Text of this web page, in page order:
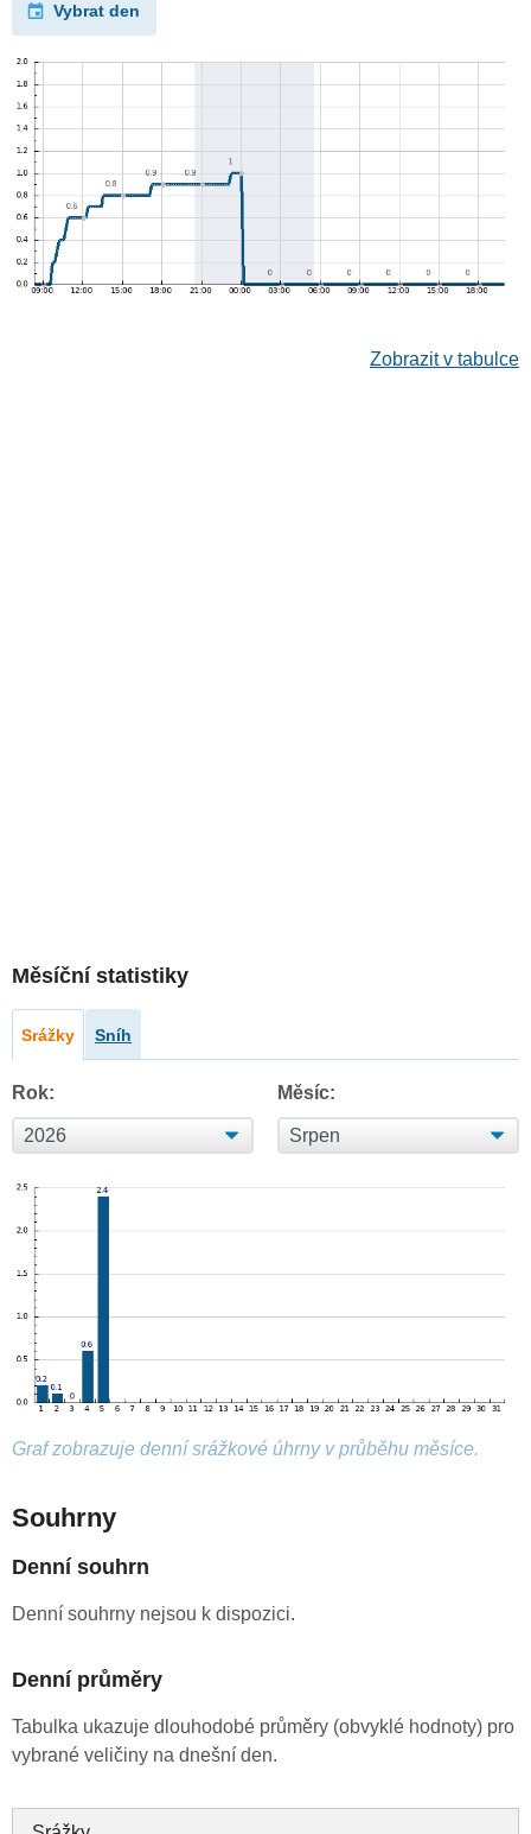
Vybrat den
Zobrazit v tabulce
Měsíční statistiky
Srážky Sníh
Rok: Měsíc:
Graf zobrazuje denní srážkové úhrny v průběhu měsíce.
Souhrny
Denní souhrn
Denní souhrny nejsou k dispozici.
Denní průměry
Tabulka ukazuje dlouhodobé průměry (obvyklé hodnoty) pro
vybrané veličiny na dnešní den.